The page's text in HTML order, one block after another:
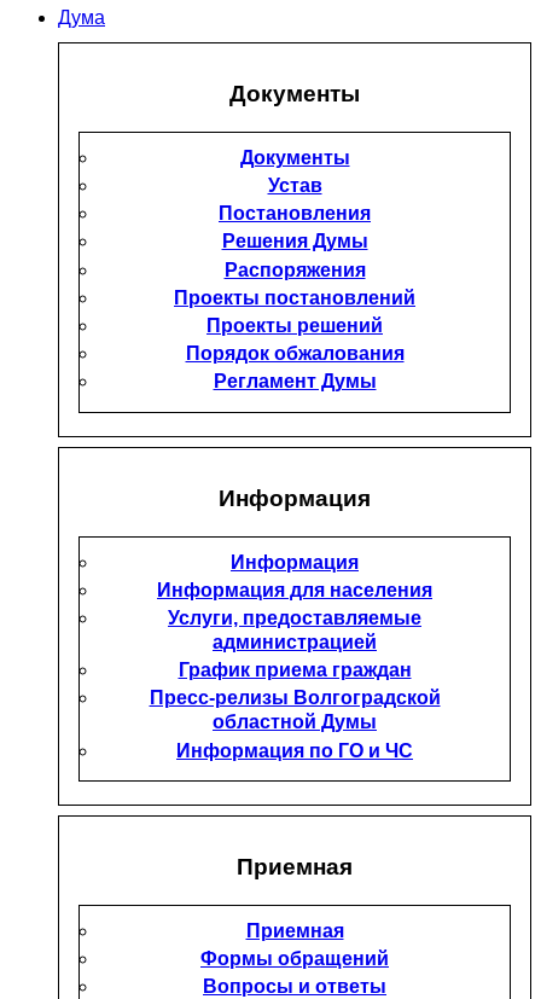
Дума
Документы
Документы
Устав
Постановления
Решения Думы
Распоряжения
Проекты постановлений
Проекты решений
Порядок обжалования
Регламент Думы
Информация
Информация
Информация для населения
Услуги, предоставляемые
администрацией
График приема граждан
Пресс-релизы Волгоградской
областной Думы
Информация по ГО и ЧС
Приемная
Приемная
Формы обращений
Вопросы и ответы